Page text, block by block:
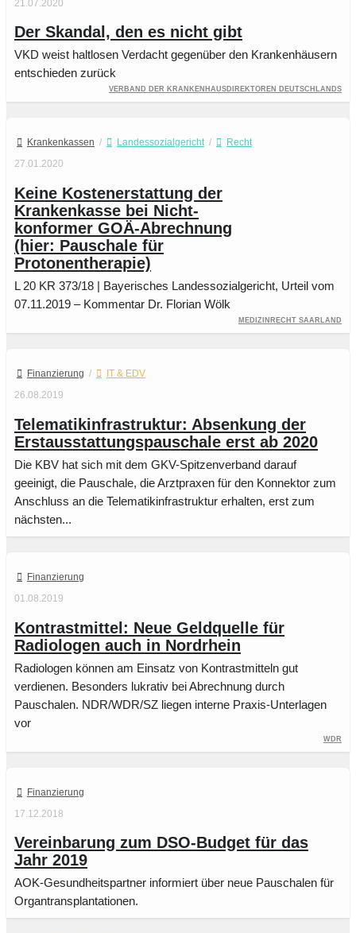
21.07.2020
Der Skandal, den es nicht gibt
VKD weist haltlosen Verdacht gegenüber den Krankenhäusern
entschieden zurück
Verband der Krankenhausdirektoren Deutschlands
Krankenkassen / Landessozialgericht /
Recht
27.01.2020
Keine Kostenerstattung der
Krankenkasse bei Nicht-
konformer GOÄ-Abrechnung
(hier: Pauschale für
Protonentherapie)
L 20 KR 373/18 | Bayerisches Landessozialgericht, Urteil vom
07.11.2019 – Kommentar Dr. Florian Wölk
Medizinrecht Saarland
Finanzierung /
IT & EDV
26.08.2019
Telematikinfrastruktur: Absenkung der
Erstausstattungspauschale erst ab 2020
Die KBV hat sich mit dem GKV-Spitzenverband darauf
geeinigt, die Pauschale, die Arztpraxen für den Konnektor zum
Anschluss an die Telematikinfrastruktur erhalten, erst zum
nächsten...
Finanzierung
01.08.2019
Kontrastmittel: Neue Geldquelle für
Radiologen auch in Nordrhein
Radiologen können am Einsatz von Kontrastmitteln gut
verdienen. Besonders lukrativ bei Abrechnung durch
Pauschalen. NDR/WDR/SZ liegen interne Praxis-Unterlagen
vor
WDR
Finanzierung
17.12.2018
Vereinbarung zum DSO-Budget für das
Jahr 2019
AOK-Gesundheitspartner informiert über neue Pauschalen für
Organtransplantationen.